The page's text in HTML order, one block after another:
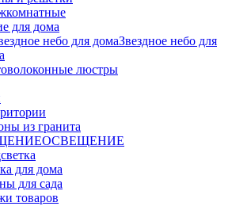
для дома
Звездное небо для
люстры
из гранита
ОСВЕЩЕНИЕ
для дома
для сада
товаров